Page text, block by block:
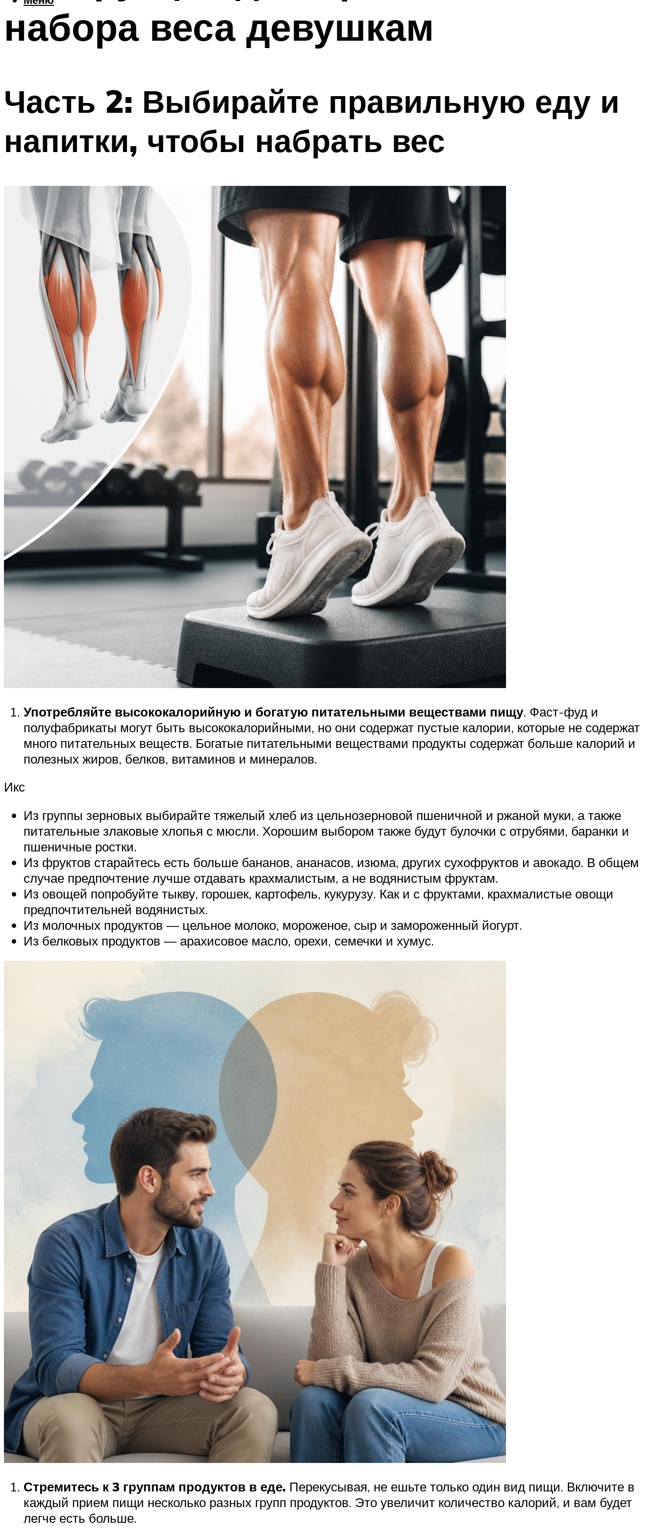
набора веса девушкам
Часть 2: Выбирайте правильную еду и
напитки, чтобы набрать вес
Употребляйте высококалорийную и богатую питательными веществами пищу. Фаст-фуд и
полуфабрикаты могут быть высококалорийными, но они содержат пустые калории, которые не содержат
много питательных веществ. Богатые питательными веществами продукты содержат больше калорий и
полезных жиров, белков, витаминов и минералов.
Икс
Из группы зерновых выбирайте тяжелый хлеб из цельнозерновой пшеничной и ржаной муки, а также
питательные злаковые хлопья с мюсли. Хорошим выбором также будут булочки с отрубями, баранки и
пшеничные ростки.
Из фруктов старайтесь есть больше бананов, ананасов, изюма, других сухофруктов и авокадо. В общем
случае предпочтение лучше отдавать крахмалистым, а не водянистым фруктам.
Из овощей попробуйте тыкву, горошек, картофель, кукурузу. Как и с фруктами, крахмалистые овощи
предпочтительней водянистых.
Из молочных продуктов — цельное молоко, мороженое, сыр и замороженный йогурт.
Из белковых продуктов — арахисовое масло, орехи, семечки и хумус.
Стремитесь к 3 группам продуктов в еде. Перекусывая, не ешьте только один вид пищи. Включите в
каждый прием пищи несколько разных групп продуктов. Это увеличит количество калорий, и вам будет
легче есть больше.